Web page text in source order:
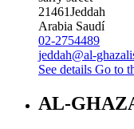
21461Jeddah
Arabia Saudí
02-2754489
jeddah@al-
See details Go to
AL-